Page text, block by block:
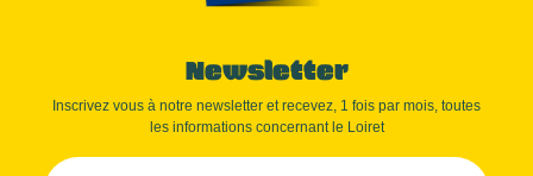
Newsletter
Inscrivez vous à notre newsletter et recevez, 1 fois par mois, toutes
les informations concernant le Loiret